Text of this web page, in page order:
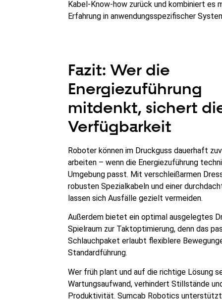
Kabel-Know-how zurück und kombiniert es
Erfahrung in anwendungsspezifischer
Fazit: Wer die
Energiezuführung
mitdenkt, sichert
Verfügbarkeit
Roboter können im Druckguss dauerhaft
arbeiten – wenn die Energiezuführung
Umgebung passt. Mit verschleißarmen
robusten Spezialkabeln und einer
lassen sich Ausfälle gezielt vermeiden.
Außerdem bietet ein optimal ausgelegtes
Spielraum zur Taktoptimierung, denn das
Schlauchpaket erlaubt flexiblere
Standardführung.
Wer früh plant und auf die richtige Lösung
Wartungsaufwand, verhindert Stillstände
Produktivität. Sumcab Robotics